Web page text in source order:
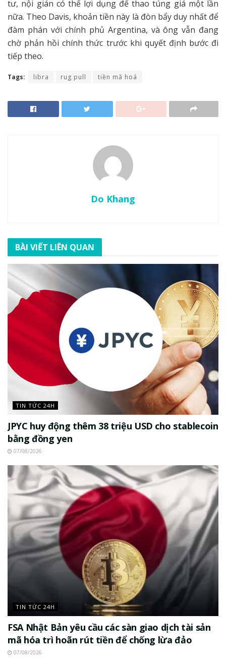
tư, nội gián có thể lợi dụng để thao túng giá một lần
nữa. Theo Davis, khoản tiền này là đòn bẩy duy nhất để
đàm phán với chính phủ Argentina, và ông vẫn đang
chờ phản hồi chính thức trước khi quyết định bước đi
tiếp theo.
Tags: libra rug pull tiền mã hoá
Do Khang
BÀI VIẾT LIÊN QUAN
TIN TỨC 24H
JPYC huy động thêm 38 triệu USD cho stablecoin
bằng đồng yen
07/08/2026
TIN TỨC 24H
FSA Nhật Bản yêu cầu các sàn giao dịch tài sản
mã hóa trì hoãn rút tiền để chống lừa đảo
07/08/2026